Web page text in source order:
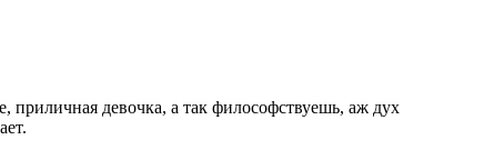
девочка, а так философствуешь, аж дух